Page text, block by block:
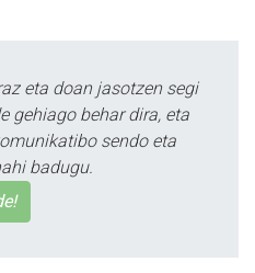
eta doan jasotzen segi
gehiago behar dira, eta
sendo eta
badugu.